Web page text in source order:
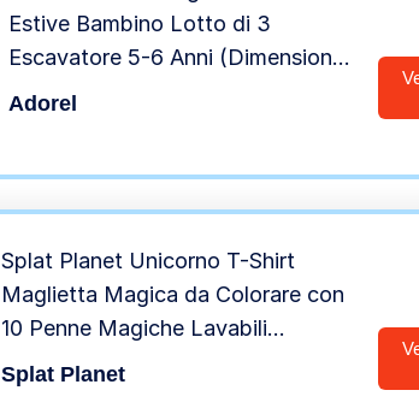
Estive Bambino Lotto di 3
Escavatore 5-6 Anni (Dimensione
del Produttore: 130)
Adorel
Splat Planet Unicorno T-Shirt
Maglietta Magica da Colorare con
10 Penne Magiche Lavabili
Atossiche – Colora La Tua
Splat Planet